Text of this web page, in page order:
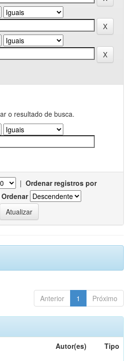
o resultado de busca.
| Ordenar registros por
Ordenar
Anterior 1 Próximo
Autor(es) Tipo